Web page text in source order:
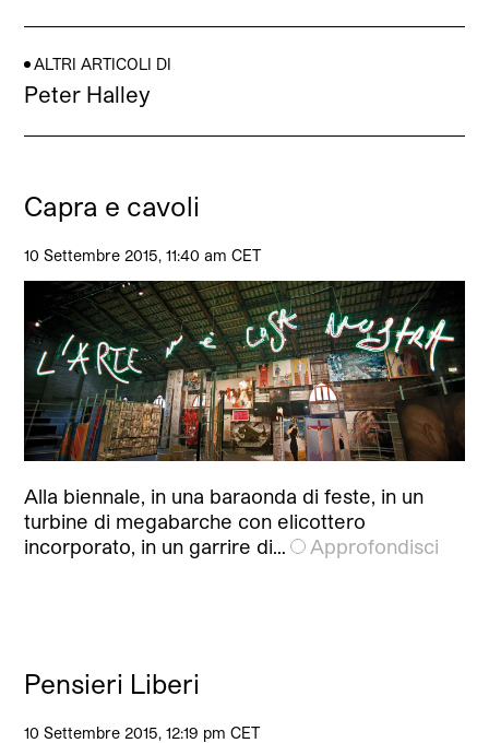
ALTRI ARTICOLI DI
Peter Halley
Capra e cavoli
10 Settembre 2015, 11:40 am CET
Alla biennale, in una baraonda di feste, in un
turbine di megabarche con elicottero
incorporato, in un garrire di…
Approfondisci
Pensieri Liberi
10 Settembre 2015, 12:19 pm CET